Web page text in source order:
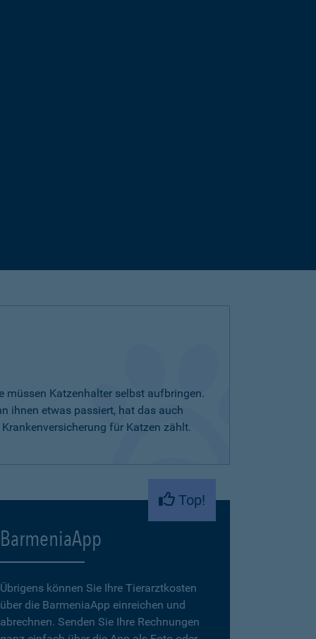
müssen Katzenhalter selbst aufbringen.
ihnen etwas passiert, hat das auch
für Katzen zählt.
Top!
BarmeniaApp
Übrigens können Sie Ihre Tierarztkosten
über die BarmeniaApp einreichen und
abrechnen. Senden Sie Ihre Rechnungen